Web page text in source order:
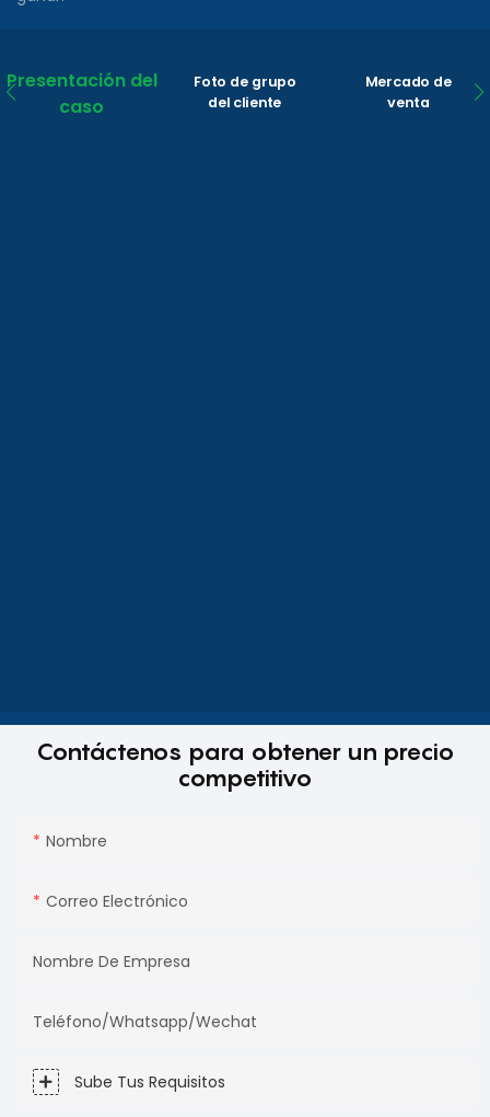
Presentación del
caso
Foto de grupo
del cliente
Mercado de
venta
Contáctenos para obtener un precio
competitivo
Nombre
Correo Electrónico
Nombre De Empresa
Teléfono/Whatsapp/Wechat
Sube Tus Requisitos